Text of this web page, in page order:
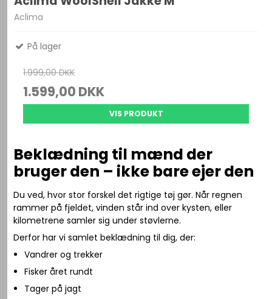
Aclima
På lager
1.999,00 DKK
1.599,00 DKK
VIS PRODUKT
Beklædning til mænd der
bruger den – ikke bare ejer den
Du ved, hvor stor forskel det rigtige tøj gør. Når regnen
rammer på fjeldet, vinden står ind over kysten, eller
kilometrene samler sig under støvlerne.
Derfor har vi samlet beklædning til dig, der:
Vandrer og trekker
Fisker året rundt
Tager på jagt